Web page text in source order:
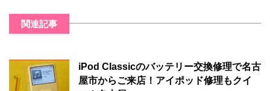
関連記事
iPod Classicのバッテリー交換修理で名古
屋市からご来店！アイポッド修理もクイ